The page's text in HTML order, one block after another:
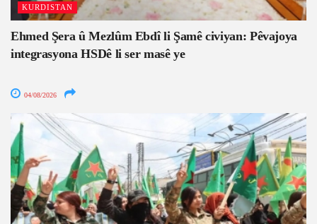
KURDISTAN
Ehmed Şera û Mezlûm Ebdî li Şamê civiyan: Pêvajoya
integrasyona HSDê li ser masê ye
04/08/2026